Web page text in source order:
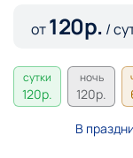
от120р. /
сутки
120р.
ночь
120р.
В